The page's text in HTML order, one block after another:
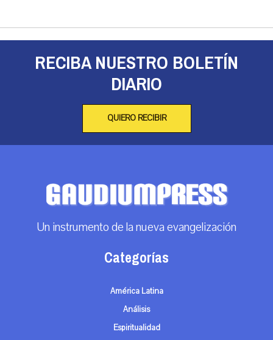
RECIBA NUESTRO BOLETÍN
DIARIO
QUIERO RECIBIR
Un instrumento de la nueva evangelización
Categorías
América Latina
Análisis
Espiritualidad